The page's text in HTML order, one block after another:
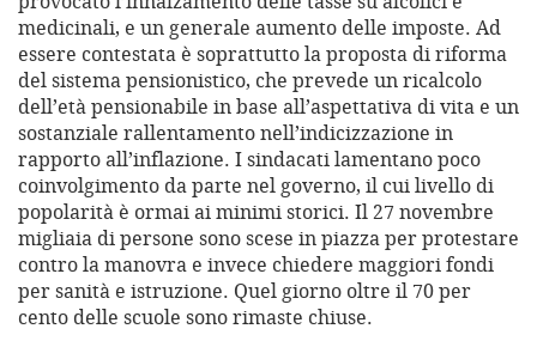
medicinali, e un generale aumento delle imposte. Ad
essere contestata è soprattutto la proposta di riforma
del sistema pensionistico, che prevede un ricalcolo
dell’età pensionabile in base all’aspettativa di vita e un
sostanziale rallentamento nell’indicizzazione in
rapporto all’inflazione. I sindacati lamentano poco
coinvolgimento da parte nel governo, il cui livello di
popolarità è ormai ai minimi storici. Il 27 novembre
migliaia di persone sono scese in piazza per protestare
contro la manovra e invece chiedere maggiori fondi
per sanità e istruzione. Quel giorno oltre il 70 per
cento delle scuole sono rimaste chiuse.